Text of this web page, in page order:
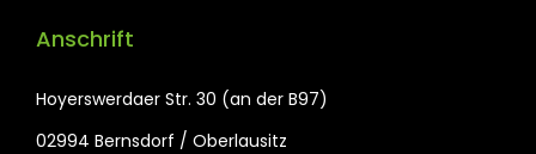
Anschrift
Hoyerswerdaer Str. 30 (an der B97)
02994 Bernsdorf / Oberlausitz